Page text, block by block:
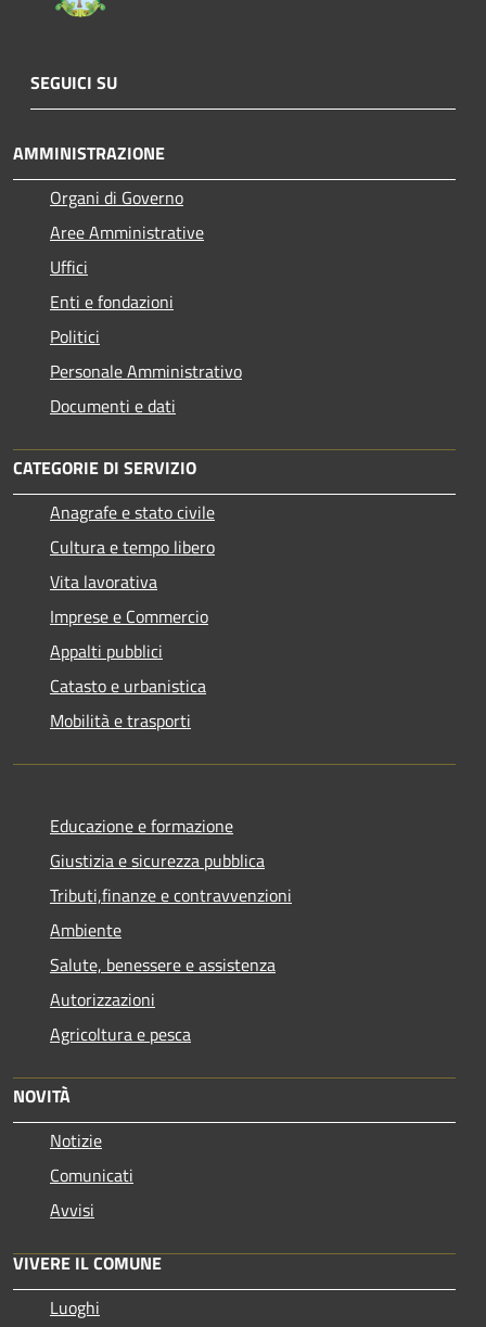
SEGUICI SU
AMMINISTRAZIONE
Organi di Governo
Aree Amministrative
Uffici
Enti e fondazioni
Politici
Personale Amministrativo
Documenti e dati
CATEGORIE DI SERVIZIO
Anagrafe e stato civile
Cultura e tempo libero
Vita lavorativa
Imprese e Commercio
Appalti pubblici
Catasto e urbanistica
Mobilità e trasporti
Educazione e formazione
Giustizia e sicurezza pubblica
Tributi,finanze e contravvenzioni
Ambiente
Salute, benessere e assistenza
Autorizzazioni
Agricoltura e pesca
NOVITÀ
Notizie
Comunicati
Avvisi
VIVERE IL COMUNE
Luoghi